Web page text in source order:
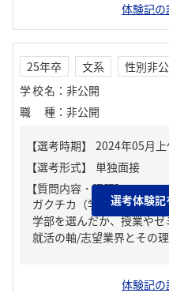
体験記の
25年卒 文系
性別非
学校名 ： 非公開
職種 ： 非公開
【質問内容・課題】
ガクチカ（学生時代に力を
学部を選んだか、授業やゼ
就活の軸/志望業界とその
選考体験記
体験記の